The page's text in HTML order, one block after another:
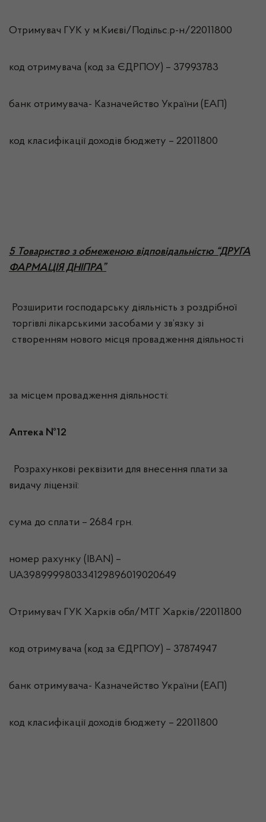
Отримувач ГУК у м.Києві/Подільс.р-н/22011800
код отримувача (код за ЄДРПОУ) – 37993783
банк отримувача- Казначейство України (ЕАП)
код класифікації доходів бюджету – 22011800
5 Товариство з обмеженою відповідальністю “ДРУГА
ФАРМАЦІЯ ДНІПРА”
Розширити господарську діяльність з роздрібної
торгівлі лікарськими засобами у зв’язку зі
створенням нового місця провадження діяльності
за місцем провадження діяльності:
Аптека №12
Розрахункові реквізити для внесення плати за
видачу ліцензії:
сума до сплати – 2684 грн.
номер рахунку (IBAN) –
UA398999980334129896019020649
Отримувач ГУК Харків обл/МТГ Харкiв/22011800
код отримувача (код за ЄДРПОУ) – 37874947
банк отримувача- Казначейство України (ЕАП)
код класифікації доходів бюджету – 22011800